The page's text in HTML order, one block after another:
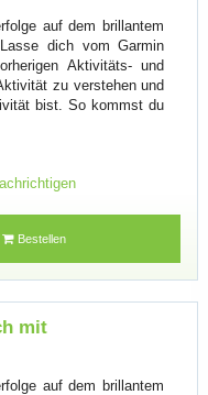
auf dem brillantem
dich vom Garmin
Aktivitäts- und
zu verstehen und
bist. So kommst du
Bestellen
mit
auf dem brillantem